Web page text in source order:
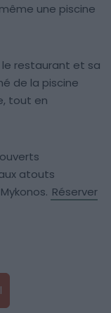
une piscine
restaurant et sa
de la piscine
tout en
atouts
Réserver